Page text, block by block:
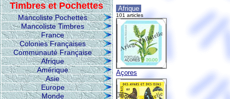
Timbres et Pochettes
Mancoliste Pochettes
Mancoliste Timbres
France
Colonies Françaises
Communauté Française
Afrique
Amérique
Asie
Europe
Monde
Afrique
101 articles
Açores